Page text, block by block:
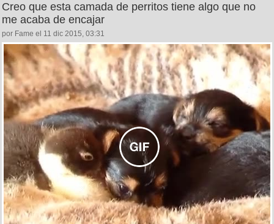
Creo que esta camada de perritos tiene algo que no
me acaba de encajar
por Fame el 11 dic 2015, 03:31